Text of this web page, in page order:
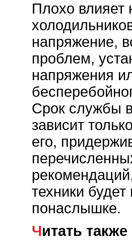
Плохо влияет
напряжение,
проблем,
напряжения
Срок службы
зависит
его,
техники
понаслышке.
Читать также